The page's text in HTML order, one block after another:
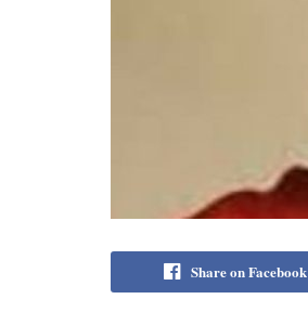
Share on Facebook